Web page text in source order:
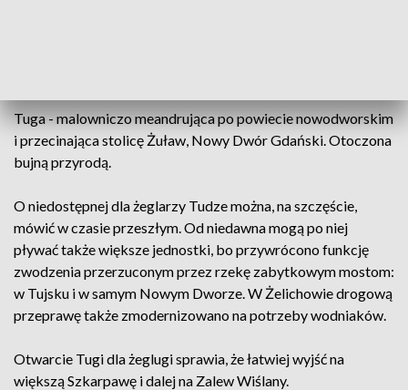
Tuga - malowniczo meandrująca po powiecie nowodworskim
i przecinająca stolicę Żuław, Nowy Dwór Gdański. Otoczona
bujną przyrodą.
O niedostępnej dla żeglarzy Tudze można, na szczęście,
mówić w czasie przeszłym. Od niedawna mogą po niej
pływać także większe jednostki, bo przywrócono funkcję
zwodzenia przerzuconym przez rzekę zabytkowym mostom:
w Tujsku i w samym Nowym Dworze. W Żelichowie drogową
przeprawę także zmodernizowano na potrzeby wodniaków.
Otwarcie Tugi dla żeglugi sprawia, że łatwiej wyjść na
większą Szkarpawę i dalej na Zalew Wiślany.